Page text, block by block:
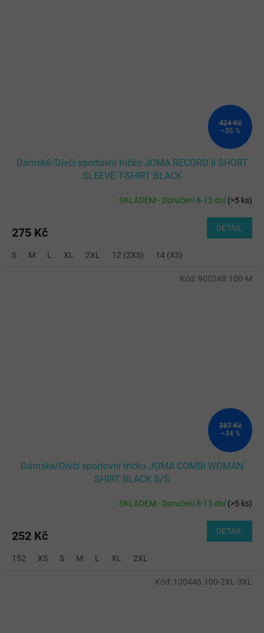
424 Kč
–35 %
Dámské/Dívčí sportovní tričko JOMA RECORD II SHORT
SLEEVE T-SHIRT BLACK
SKLADEM - Doručení 8-13 dní(>5 ks)
275 Kč DETAIL
S M L XL 2XL 12 (2XS) 14 (XS)
387 Kč
–34 %
Dámské/Dívčí sportovní tričko JOMA COMBI WOMAN
SHIRT BLACK S/S
SKLADEM - Doručení 8-13 dní(>5 ks)
252 Kč DETAIL
152 XS S M L XL 2XL
Kód: 900248.100-M
Kód: 100446.100-2XL-3XL